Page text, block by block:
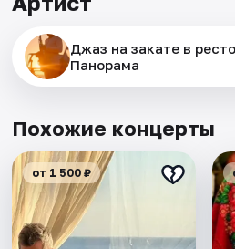
Джаз на закате в
Панорама
Похожие концерты
от 1 500 ₽